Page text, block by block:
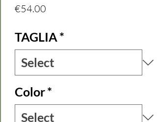
€54.00
TAGLIA*
Color*